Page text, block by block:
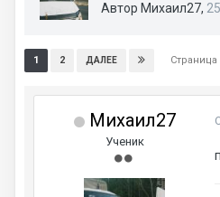
Автор Михаил27,
1 2 ДАЛЕЕ Страница
Михаил27
Ученик